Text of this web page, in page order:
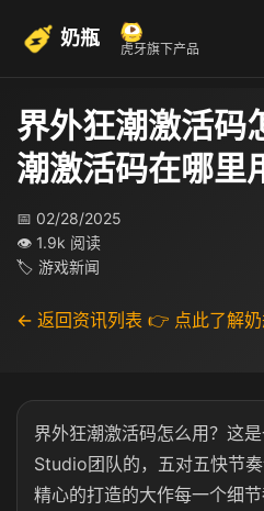
奶瓶 虎牙旗下产品
界外狂潮激活码
潮激活码在哪里
📅 02/28/2025
👁 1.9k 阅读
🏷 游戏新闻
← 返回资讯列表 👉 点此了解
界外狂潮激活码怎么用？这
Studio团队的，五对五快节
精心的打造的大作每一个细